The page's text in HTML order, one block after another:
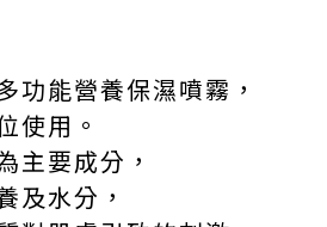
功能營養保濕噴霧，
使用。
主要成分，
及水分，